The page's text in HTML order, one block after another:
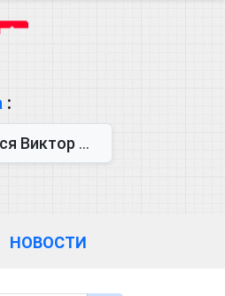
:
Виктора Михайло...
НОВОСТИ